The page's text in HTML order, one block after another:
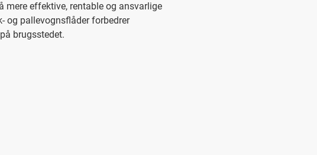
effektive, rentable og ansvarlige
og pallevognsflåder forbedrer
brugsstedet.